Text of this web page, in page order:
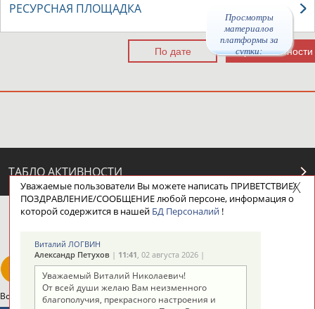
Просмотры
материалов
платформы за
сутки:
47387
РЕСУРСНАЯ ПЛОЩАДКА
ТАБЛО АКТИВНОСТИ
ЦЕЛИ ПРОЕКТА НАШИ КНОПКИ
Вопросы сотрудничества и совместной деятельности
Уважаемые пользователи Вы можете написать ПРИВЕТСТВИЕ/
ПОЗДРАВЛЕНИЕ/СООБЩЕНИЕ любой персоне, информация о
которой содержится в нашей БД Персоналий!
Виталий ЛОГВИН
Александр Петухов| 11:41, 02 августа 2026 |
Уважаемый Виталий Николаевич!
От всей души желаю Вам неизменного
благополучия, прекрасного настроения и